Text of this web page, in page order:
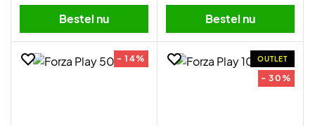
Bestel nu Bestel nu
- 14% OUTLET
- 30%